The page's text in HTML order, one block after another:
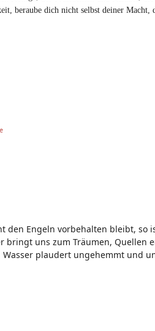
beraube dich nicht selbst deiner Macht,
den Engeln vorbehalten bleibt, so
uns zum Träumen, Quellen
plaudert ungehemmt und